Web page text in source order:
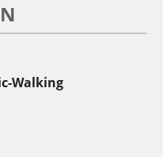
Walking